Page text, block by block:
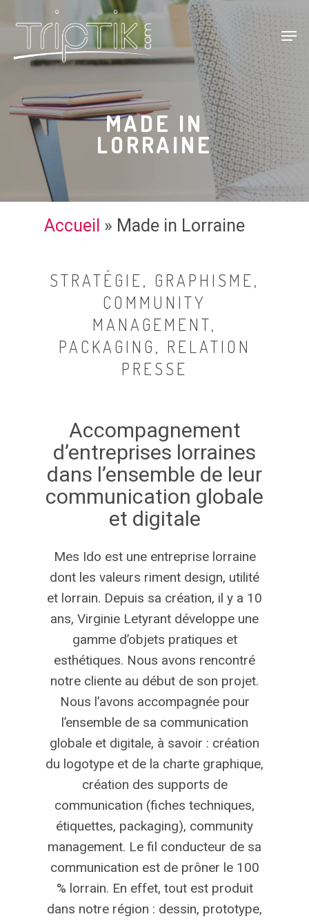
MADE IN
LORRAINE
Accueil » Made in Lorraine
STRATÉGIE, GRAPHISME,
COMMUNITY
MANAGEMENT,
PACKAGING, RELATION
PRESSE
Accompagnement
d’entreprises lorraines
dans l’ensemble de leur
communication globale
et digitale
Mes Ido est une entreprise lorraine
dont les valeurs riment design, utilité
et lorrain. Depuis sa création, il y a 10
ans, Virginie Letyrant développe une
gamme d’objets pratiques et
esthétiques. Nous avons rencontré
notre cliente au début de son projet.
Nous l’avons accompagnée pour
l’ensemble de sa communication
globale et digitale, à savoir : création
du logotype et de la charte graphique,
création des supports de
communication (fiches techniques,
étiquettes, packaging), community
management. Le fil conducteur de sa
communication est de prôner le 100
% lorrain. En effet, tout est produit
dans notre région : dessin, prototype,